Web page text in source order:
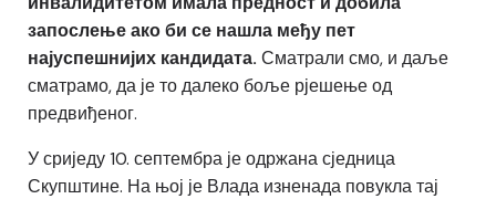
запослење ако би се нашла међу пет
најуспешнијих кандидата. Сматрали смо, и даље
сматрамо, да је то далеко боље рјешење од
предвиђеног.
У сриједу 10. септембра је одржана сједница
Скупштине. На њој је Влада изненада повукла тај